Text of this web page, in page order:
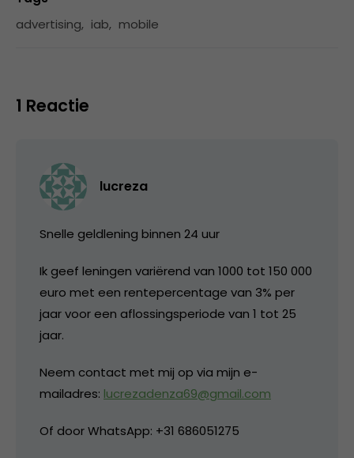
advertising, iab, mobile
1 Reactie
lucreza
Snelle geldlening binnen 24 uur
Ik geef leningen variërend van 1000 tot 150 000
euro met een rentepercentage van 3% per
jaar voor een aflossingsperiode van 1 tot 25
jaar.
Neem contact met mij op via mijn e-
mailadres: lucrezadenza69@gmail.com
Of door WhatsApp: +31 686051275